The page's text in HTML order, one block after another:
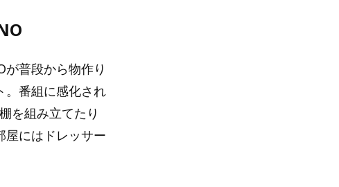
普段から物作り
。番組に感化され
を組み立てたり
屋にはドレッサー